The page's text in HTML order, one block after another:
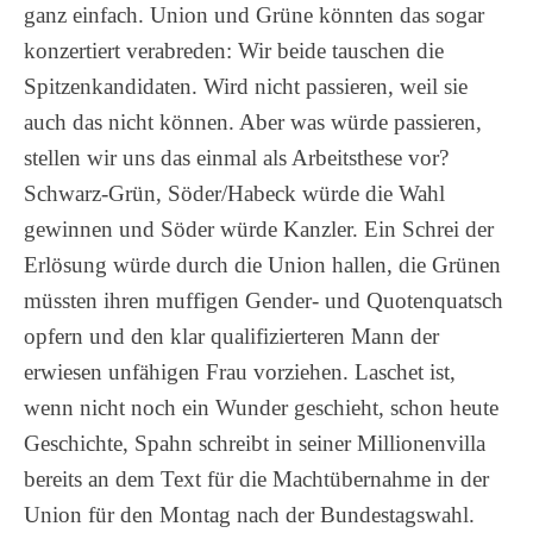
ganz einfach. Union und Grüne könnten das sogar
konzertiert verabreden: Wir beide tauschen die
Spitzenkandidaten. Wird nicht passieren, weil sie
auch das nicht können. Aber was würde passieren,
stellen wir uns das einmal als Arbeitsthese vor?
Schwarz-Grün, Söder/Habeck würde die Wahl
gewinnen und Söder würde Kanzler. Ein Schrei der
Erlösung würde durch die Union hallen, die Grünen
müssten ihren muffigen Gender- und Quotenquatsch
opfern und den klar qualifizierteren Mann der
erwiesen unfähigen Frau vorziehen. Laschet ist,
wenn nicht noch ein Wunder geschieht, schon heute
Geschichte, Spahn schreibt in seiner Millionenvilla
bereits an dem Text für die Machtübernahme in der
Union für den Montag nach der Bundestagswahl.